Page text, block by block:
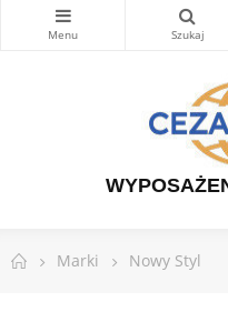
Marki Nowy Styl